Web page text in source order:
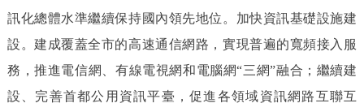
訊化總體水準繼續保持國內領先地位。加快資訊基礎設施建
設。建成覆蓋全市的高速通信網路，實現普遍的寬頻接入服
務，推進電信網、有線電視網和電腦網“三網”融合；繼續建
設、完善首都公用資訊平臺，促進各領域資訊網路互聯互